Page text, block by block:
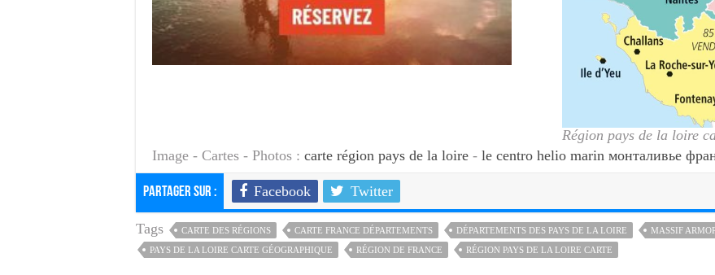
Région pays de la loire
Image - Cartes - Photos : carte région pays de la loire - le centro helio marin монталивье
Partager sur : Facebook Twitter
Tags CARTE DES RÉGIONS CARTE FRANCE DÉPARTEMENTS DÉPARTEMENTS DES PAYS DE LA LOIRE MASSIF
PAYS DE LA LOIRE CARTE GÉOGRAPHIQUE
RÉGION DE FRANCE RÉGION PAYS DE LA LOIRE CARTE